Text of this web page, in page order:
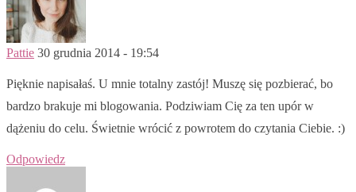
Pattie 30 grudnia 2014 - 19:54
Pięknie napisałaś. U mnie totalny zastój! Muszę się pozbierać, bo
bardzo brakuje mi blogowania. Podziwiam Cię za ten upór w
dążeniu do celu. Świetnie wrócić z powrotem do czytania Ciebie. :)
Odpowiedz